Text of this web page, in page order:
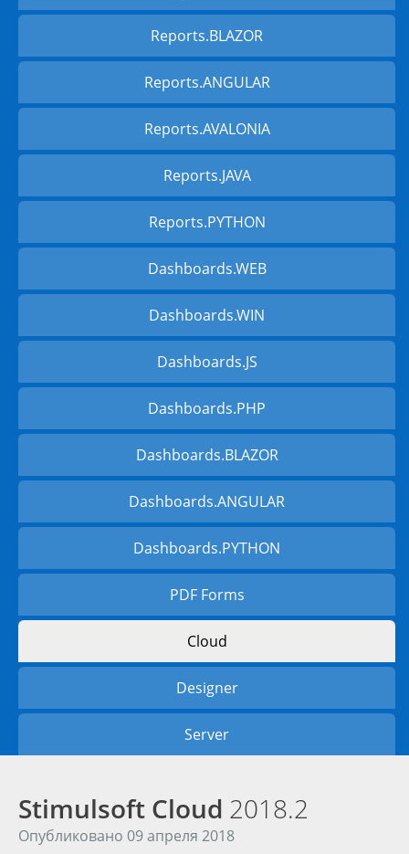
Reports.BLAZOR
Reports.ANGULAR
Reports.AVALONIA
Reports.JAVA
Reports.PYTHON
Dashboards.WEB
Dashboards.WIN
Dashboards.JS
Dashboards.PHP
Dashboards.BLAZOR
Dashboards.ANGULAR
Dashboards.PYTHON
PDF Forms
Cloud
Designer
Server
Stimulsoft Cloud 2018.2
Опубликовано 09 апреля 2018